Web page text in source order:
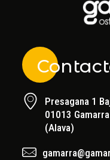
Presagana 1
01013
(Alava)